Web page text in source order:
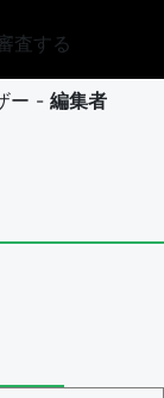
査する
ー - 編集者
ー -